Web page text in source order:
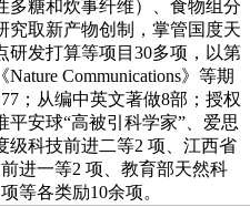
多糖和炊事纤维）、食物组分
究取新产物创制，掌管国度天
研发打算等项目30多项，以第
Communications》等期
；从编中英文著做8部；授权
平安球“高被引科学家”、爱思
级科技前进二等2 项、江西省
进一等2 项、教育部天然科
等各类励10余项。